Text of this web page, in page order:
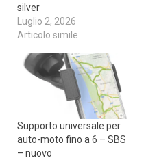
silver
Luglio 2, 2026
Articolo simile
Supporto universale per
auto-moto fino a 6 – SBS
– nuovo